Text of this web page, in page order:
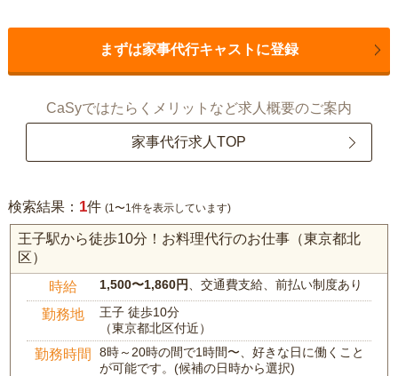
まずは家事代行キャストに登録
CaSyではたらくメリットなど求人概要のご案内
家事代行求人TOP
検索結果： 1件 (1〜1件を表示しています)
王子駅から徒歩10分！お料理代行のお仕事（東京都北
区）
時給 1,500〜1,860円 、交通費支給、前払い制度あり
勤務地
王子 徒歩10分
（東京都北区付近）
勤務時間
8時～20時の間で1時間〜、好きな日に働くこと
が可能です。(候補の日時から選択)